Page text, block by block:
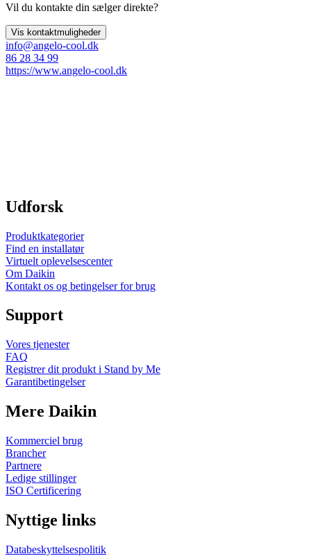
Vil du kontakte din sælger direkte?
Vis kontaktmuligheder
info@angelo-cool.dk
86 28 34 99
https://www.angelo-cool.dk
Udforsk
Produktkategorier
Find en installatør
Virtuelt oplevelsescenter
Om Daikin
Kontakt os og betingelser for brug
Support
Vores tjenester
FAQ
Registrer dit produkt i Stand by Me
Garantibetingelser
Mere Daikin
Kommerciel brug
Brancher
Partnere
Ledige stillinger
ISO Certificering
Nyttige links
Databeskyttelsespolitik